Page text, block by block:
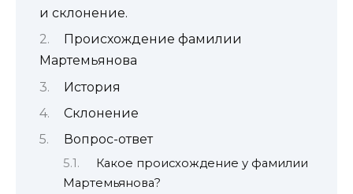
и склонение.
Происхождение фамилии
Мартемьянова
История
Склонение
Вопрос-ответ
Какое происхождение у фамилии
Мартемьянова?